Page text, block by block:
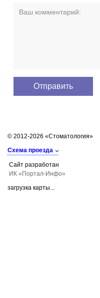
© 2012-2026 «Стоматология»
Схема проезда
Сайт разработан
ИК «Портал-Инфо»
загрузка карты...